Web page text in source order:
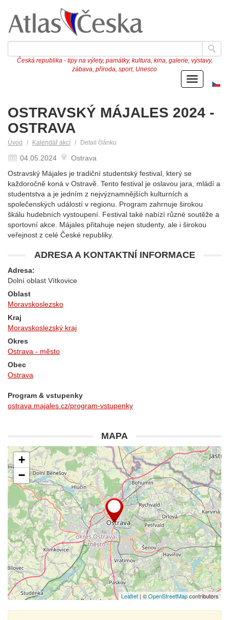
Česká republika - tipy na výlety, památky, kultura, kina, galerie, výstavy,
zábava, příroda, sport, Unesco
Menu
OSTRAVSKÝ MÁJALES 2024 -
OSTRAVA
Úvod Kalendář akcí Detail článku
04.05.2024
Ostrava
Ostravský Májales je tradiční studentský festival, který se
každoročně koná v Ostravě. Tento festival je oslavou jara, mládí a
studentstva a je jedním z nejvýznamnějších kulturních a
společenských událostí v regionu. Program zahrnuje širokou
škálu hudebních vystoupení. Festival také nabízí různé soutěže a
sportovní akce. Májales přitahuje nejen studenty, ale i širokou
veřejnost z celé České republiky.
ADRESA A KONTAKTNÍ INFORMACE
Adresa:
Dolní oblast Vítkovice
Oblast
Moravskoslezsko
Kraj
Moravskoslezský kraj
Okres
Ostrava - město
Obec
Ostrava
Program & vstupenky
ostrava.majales.cz/program-vstupenky
MAPA
+
−
Leaflet | ©OpenStreetMapcontributors